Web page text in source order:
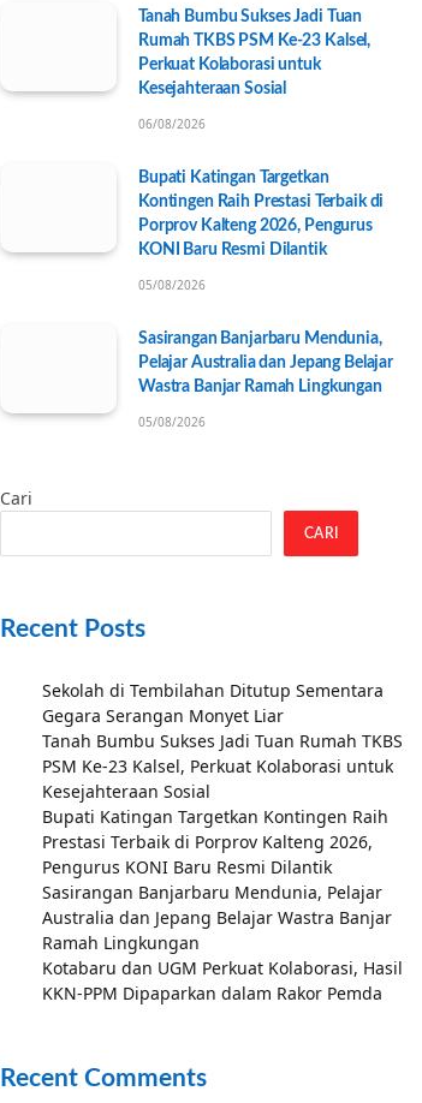
Tanah Bumbu Sukses Jadi Tuan
Rumah TKBS PSM Ke-23 Kalsel,
Perkuat Kolaborasi untuk
Kesejahteraan Sosial
06/08/2026
Bupati Katingan Targetkan
Kontingen Raih Prestasi Terbaik di
Porprov Kalteng 2026, Pengurus
KONI Baru Resmi Dilantik
05/08/2026
Sasirangan Banjarbaru Mendunia,
Pelajar Australia dan Jepang Belajar
Wastra Banjar Ramah Lingkungan
05/08/2026
Cari
CARI
Recent Posts
Sekolah di Tembilahan Ditutup Sementara
Gegara Serangan Monyet Liar
Tanah Bumbu Sukses Jadi Tuan Rumah TKBS
PSM Ke-23 Kalsel, Perkuat Kolaborasi untuk
Kesejahteraan Sosial
Bupati Katingan Targetkan Kontingen Raih
Prestasi Terbaik di Porprov Kalteng 2026,
Pengurus KONI Baru Resmi Dilantik
Sasirangan Banjarbaru Mendunia, Pelajar
Australia dan Jepang Belajar Wastra Banjar
Ramah Lingkungan
Kotabaru dan UGM Perkuat Kolaborasi, Hasil
KKN-PPM Dipaparkan dalam Rakor Pemda
Recent Comments